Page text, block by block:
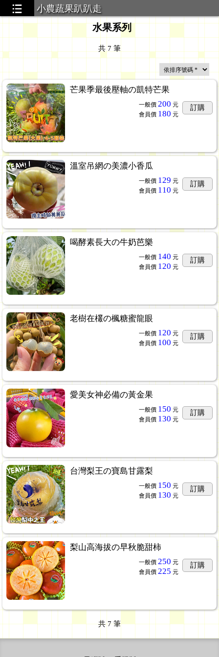
小農蔬果趴趴走
水果系列
共 7 筆
芒果季最後壓軸の凱特芒果
一般價 200 元
會員價 180 元
訂購
溫室吊網の美濃小香瓜
一般價 129 元
會員價 110 元
訂購
喝酵素長大の牛奶芭樂
一般價 140 元
會員價 120 元
訂購
老樹在欉の楓糖蜜龍眼
一般價 120 元
會員價 100 元
訂購
愛美女神必備の黃金果
一般價 150 元
會員價 130 元
訂購
台灣梨王の寶島甘露梨
一般價 150 元
會員價 130 元
訂購
梨山高海拔の早秋脆甜柿
一般價 250 元
會員價 225 元
訂購
共7筆